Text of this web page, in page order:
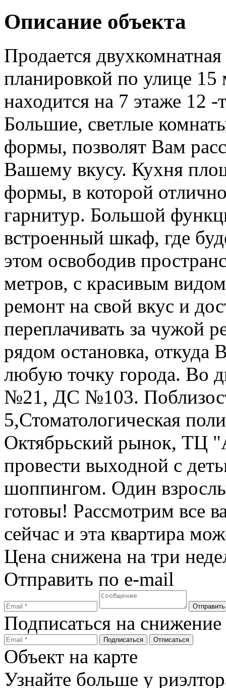
Описание объекта
Продается
планировкой по улице
находится на 7 этаже 12
Большие, светлые
формы, позволят Вам
Вашему вкусу. Кухня
формы, в которой
гарнитур. Большой
встроенный шкаф, где
этом освободив
метров, с красивым
ремонт на свой вкус и
переплачивать за чужой
рядом остановка, откуда
любую точку города. Во
№21, ДС №103.
5,Стоматологическая
Октябрьский рынок, ТЦ
провести выходной с
шоппингом. Один
готовы! Рассмотрим все
сейчас и эта квартира
Цена снижена на три
Отправить по e-mail
Подписаться на
Объект на карте
Узнайте больше у